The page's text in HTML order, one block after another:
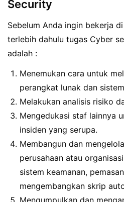
Security
Sebelum Anda ingin bekerja
terlebih dahulu tugas Cyber
adalah :
Menemukan cara untuk
perangkat lunak dan
Melakukan analisis risiko
Mengedukasi staf lainnya
insiden yang serupa.
Membangun dan
perusahaan atau
sistem keamanan,
mengembangkan skrip